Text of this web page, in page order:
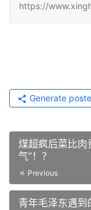
https://
Generate
煤超疯后菜比肉
气”！？
Previous
青年毛泽东遇